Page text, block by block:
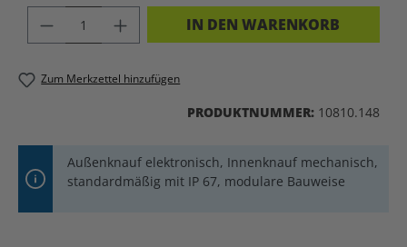
PRODUKT ANZAHL: GIB DEN
IN DEN WARENKORB
Zum Merkzettel hinzufügen
PRODUKTNUMMER: 10810.148
Außenknauf elektronisch, Innenknauf mechanisch,
standardmäßig mit IP 67, modulare Bauweise